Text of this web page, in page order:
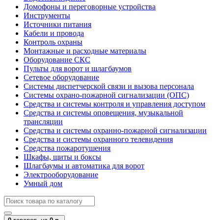
Домофоны и переговорные устройства
Инструменты
Источники питания
Кабели и провода
Контроль охраны
Монтажные и расходные материалы
Оборудование СКС
Пульты для ворот и шлагбаумов
Сетевое оборудование
Системы диспетчерской связи и вызова персонала
Системы охрано-пожарной сигнализации (ОПС)
Средства и системы контроля и управления доступом
Средства и системы оповещения, музыкальной
трансляции
Средства и системы охранно-пожарной сигнализации
Средства и системы охранного телевидения
Средства пожаротушения
Шкафы, щиты и боксы
Шлагбаумы и автоматика для ворот
Электрооборудование
Умный дом